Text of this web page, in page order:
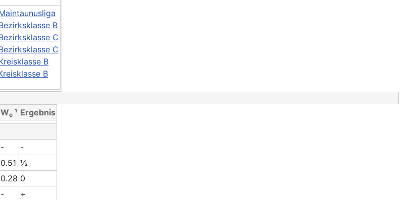
B
C
C
B
B
We¹ Ergebnis
-
-
0.51 ½
0.28 0
-
+